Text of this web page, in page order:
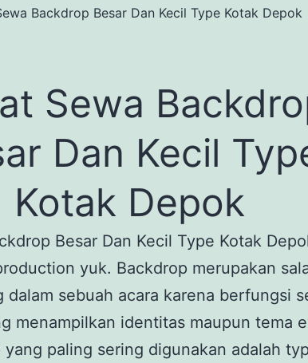
Backdrop Besar Dan Kecil Type Kotak Depok
Sewa
Dan Kecil
Kotak Depok
Besar Dan Kecil Type Kotak
yuk. Backdrop merupakan
dalam sebuah acara karena berfungsi
menampilkan identitas maupun tema
paling sering digunakan adalah